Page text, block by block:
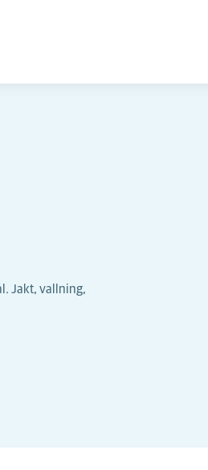
Jakt, vallning,